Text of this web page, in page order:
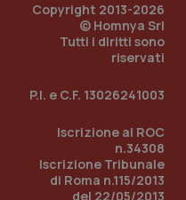
Copyright 2013-2026
© Homnya Srl
Tutti i diritti sono
riservati
P.I. e C.F. 13026241003
Iscrizione al ROC
n.34308
Iscrizione Tribunale
di Roma n.115/2013
del 22/05/2013
www.quotidianosanita.it